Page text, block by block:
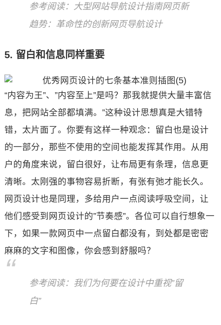
参考阅读：大型网站导航设计指南网页新
趋势：革命性的创新网页导航设计
5. 留白和信息同样重要
“内容为王”、”内容至上”是吗？那我就提供大量丰富信
息，把网站全部都填满。”这种设计思想真是大错特
错，太片面了。你要有这样一种观念：留白也是设计
的一部分，那些不使用的空间也能发挥其作用。从用
户的角度来说，留白很好，让布局更有条理，信息更
清晰。太刚强的事物容易折断，有张有弛才能长久。
网页设计也是同理，多给用户一点阅读呼吸空间，让
他们感受到网页设计的”节奏感”。各位可以自行想象一
下，如果一款网页中一点留白都没有，到处都是密密
麻麻的文字和图像，你会感到舒服吗？
参考阅读：我们为何要在设计中重视”留
白”